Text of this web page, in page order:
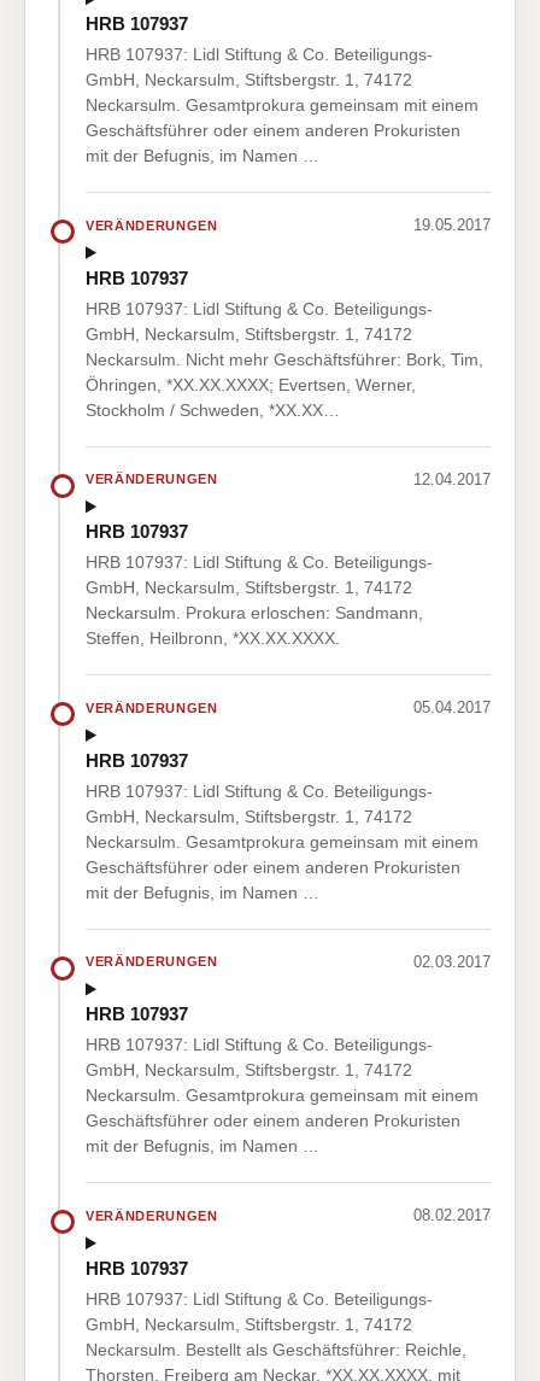
HRB 107937
HRB 107937: Lidl Stiftung & Co. Beteiligungs-
GmbH, Neckarsulm, Stiftsbergstr. 1, 74172
Neckarsulm. Gesamtprokura gemeinsam mit einem
Geschäftsführer oder einem anderen Prokuristen
mit der Befugnis, im Namen …
VERÄNDERUNGEN 19.05.2017
HRB 107937
HRB 107937: Lidl Stiftung & Co. Beteiligungs-
GmbH, Neckarsulm, Stiftsbergstr. 1, 74172
Neckarsulm. Nicht mehr Geschäftsführer: Bork, Tim,
Öhringen, *XX.XX.XXXX; Evertsen, Werner,
Stockholm / Schweden, *XX.XX…
VERÄNDERUNGEN 12.04.2017
HRB 107937
HRB 107937: Lidl Stiftung & Co. Beteiligungs-
GmbH, Neckarsulm, Stiftsbergstr. 1, 74172
Neckarsulm. Prokura erloschen: Sandmann,
Steffen, Heilbronn, *XX.XX.XXXX.
VERÄNDERUNGEN 05.04.2017
HRB 107937
HRB 107937: Lidl Stiftung & Co. Beteiligungs-
GmbH, Neckarsulm, Stiftsbergstr. 1, 74172
Neckarsulm. Gesamtprokura gemeinsam mit einem
Geschäftsführer oder einem anderen Prokuristen
mit der Befugnis, im Namen …
VERÄNDERUNGEN 02.03.2017
HRB 107937
HRB 107937: Lidl Stiftung & Co. Beteiligungs-
GmbH, Neckarsulm, Stiftsbergstr. 1, 74172
Neckarsulm. Gesamtprokura gemeinsam mit einem
Geschäftsführer oder einem anderen Prokuristen
mit der Befugnis, im Namen …
VERÄNDERUNGEN 08.02.2017
HRB 107937
HRB 107937: Lidl Stiftung & Co. Beteiligungs-
GmbH, Neckarsulm, Stiftsbergstr. 1, 74172
Neckarsulm. Bestellt als Geschäftsführer: Reichle,
Thorsten, Freiberg am Neckar, *XX.XX.XXXX, mit